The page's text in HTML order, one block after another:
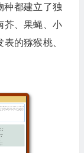
种都建立了独
芥、果蝇、小
的猕猴桃、